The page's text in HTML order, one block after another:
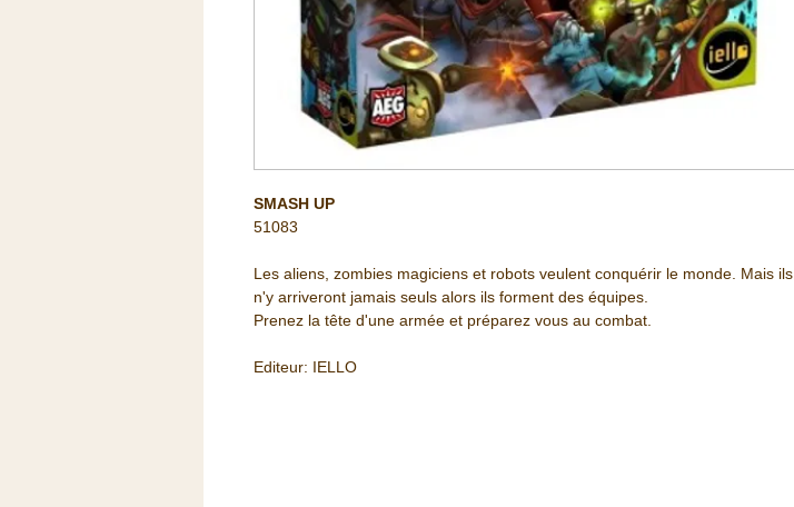
SMASH UP
51083
Les aliens, zombies magiciens et robots veulent conquérir le monde. Mais ils
n'y arriveront jamais seuls alors ils forment des équipes.
Prenez la tête d'une armée et préparez vous au combat.
Editeur: IELLO